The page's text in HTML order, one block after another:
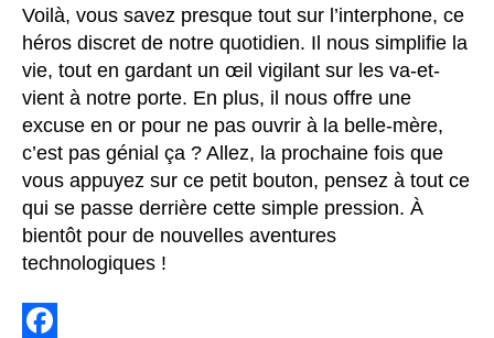
Voilà, vous savez presque tout sur l’interphone, ce
héros discret de notre quotidien. Il nous simplifie la
vie, tout en gardant un œil vigilant sur les va-et-
vient à notre porte. En plus, il nous offre une
excuse en or pour ne pas ouvrir à la belle-mère,
c’est pas génial ça ? Allez, la prochaine fois que
vous appuyez sur ce petit bouton, pensez à tout ce
qui se passe derrière cette simple pression. À
bientôt pour de nouvelles aventures
technologiques !